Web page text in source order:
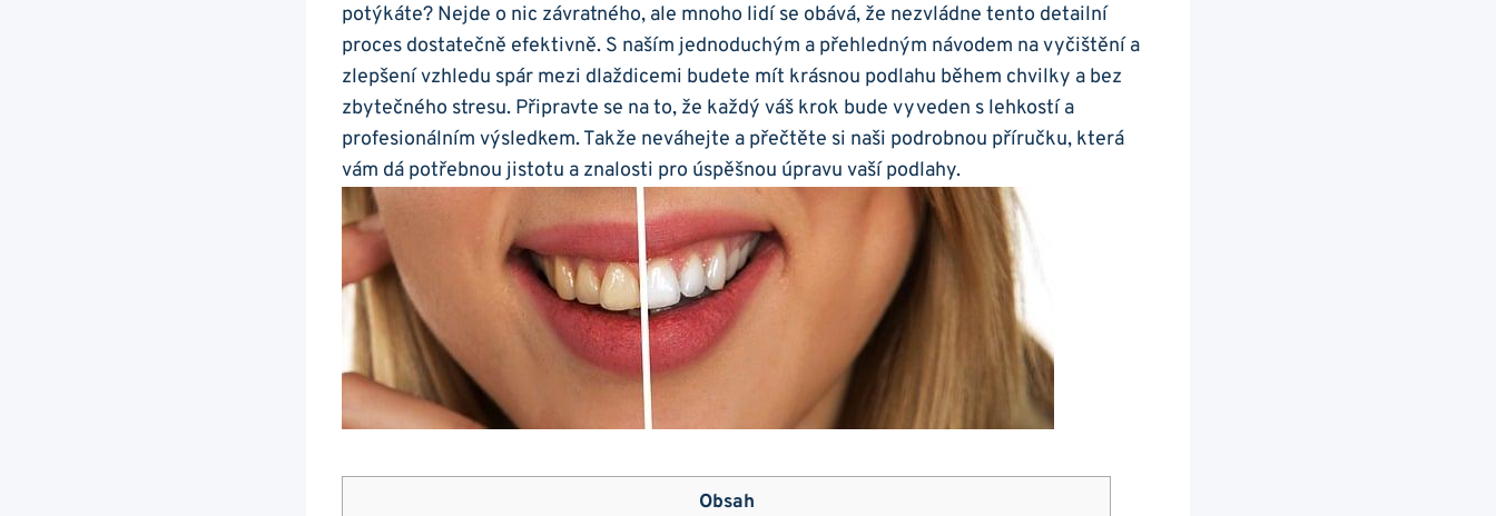
potýkáte? Nejde o nic závratného, ale mnoho lidí se obává, že nezvládne tento detailní
proces dostatečně efektivně. S naším jednoduchým a přehledným návodem na vyčištění a
zlepšení vzhledu spár mezi dlaždicemi budete mít krásnou podlahu během chvilky a bez
zbytečného stresu. Připravte se na to, že každý váš krok bude vyveden s lehkostí a
profesionálním výsledkem. Takže neváhejte a přečtěte si naši podrobnou příručku, která
vám‍ dá potřebnou​ jistotu a znalosti pro úspěšnou úpravu vaší podlahy.
Obsah